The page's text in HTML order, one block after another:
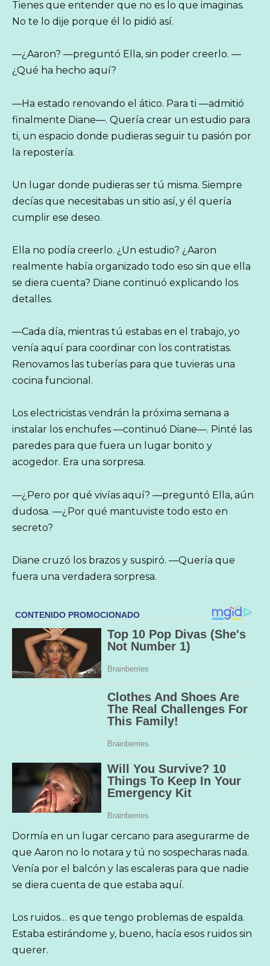
Tienes que entender que no es lo que imaginas.
No te lo dije porque él lo pidió así.
—¿Aaron? —preguntó Ella, sin poder creerlo. —
¿Qué ha hecho aquí?
—Ha estado renovando el ático. Para ti —admitió
finalmente Diane—. Quería crear un estudio para
ti, un espacio donde pudieras seguir tu pasión por
la repostería.
Un lugar donde pudieras ser tú misma. Siempre
decías que necesitabas un sitio así, y él quería
cumplir ese deseo.
Ella no podía creerlo. ¿Un estudio? ¿Aaron
realmente había organizado todo eso sin que ella
se diera cuenta? Diane continuó explicando los
detalles.
—Cada día, mientras tú estabas en el trabajo, yo
venía aquí para coordinar con los contratistas.
Renovamos las tuberías para que tuvieras una
cocina funcional.
Los electricistas vendrán la próxima semana a
instalar los enchufes —continuó Diane—. Pinté las
paredes para que fuera un lugar bonito y
acogedor. Era una sorpresa.
—¿Pero por qué vivías aquí? —preguntó Ella, aún
dudosa. —¿Por qué mantuviste todo esto en
secreto?
Diane cruzó los brazos y suspiró. —Quería que
fuera una verdadera sorpresa.
Dormía en un lugar cercano para asegurarme de
que Aaron no lo notara y tú no sospecharas nada.
Venía por el balcón y las escaleras para que nadie
se diera cuenta de que estaba aquí.
Los ruidos… es que tengo problemas de espalda.
Estaba estirándome y, bueno, hacía esos ruidos sin
querer.